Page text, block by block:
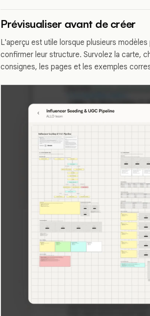
Prévisualiser avant de créer
L'aperçu est utile lorsque plusieurs
confirmer leur structure. Survolez la carte,
consignes, les pages et les exemples